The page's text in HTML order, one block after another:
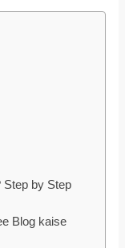
Step by Step
Blog kaise